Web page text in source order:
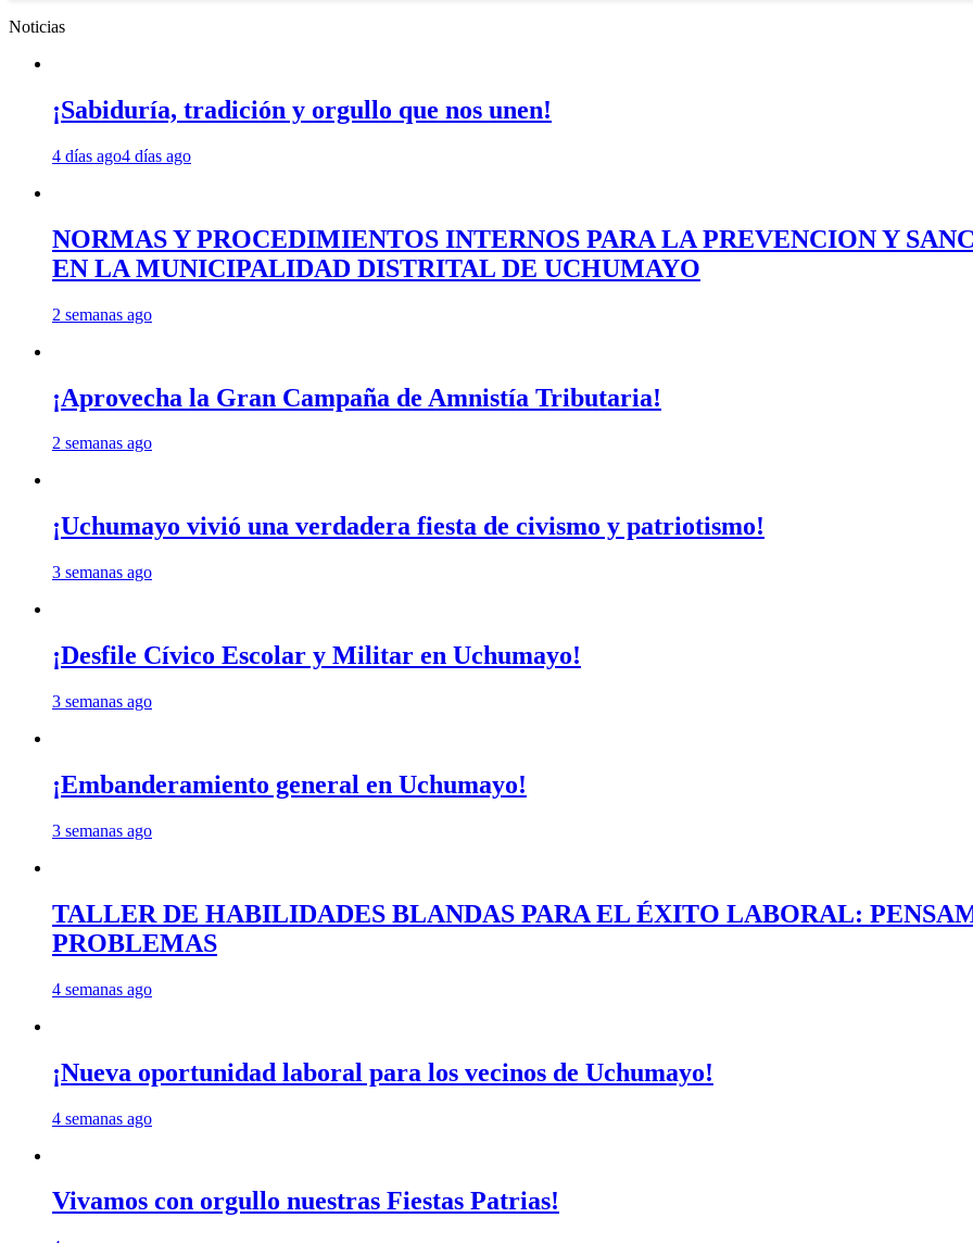
Noticias
¡Sabiduría, tradición y orgullo que nos unen!
4 días ago4 días ago
NORMAS Y PROCEDIMIENTOS INTERNOS PARA LA PREVENCION Y
EN LA MUNICIPALIDAD DISTRITAL DE UCHUMAYO
2 semanas ago
¡Aprovecha la Gran Campaña de Amnistía Tributaria!
2 semanas ago
¡Uchumayo vivió una verdadera fiesta de civismo y patriotismo!
3 semanas ago
¡Desfile Cívico Escolar y Militar en Uchumayo!
3 semanas ago
¡Embanderamiento general en Uchumayo!
3 semanas ago
TALLER DE HABILIDADES BLANDAS PARA EL ÉXITO LABORAL:
PROBLEMAS
4 semanas ago
¡Nueva oportunidad laboral para los vecinos de Uchumayo!
4 semanas ago
Vivamos con orgullo nuestras Fiestas Patrias!